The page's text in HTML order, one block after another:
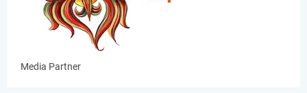
Media Partner